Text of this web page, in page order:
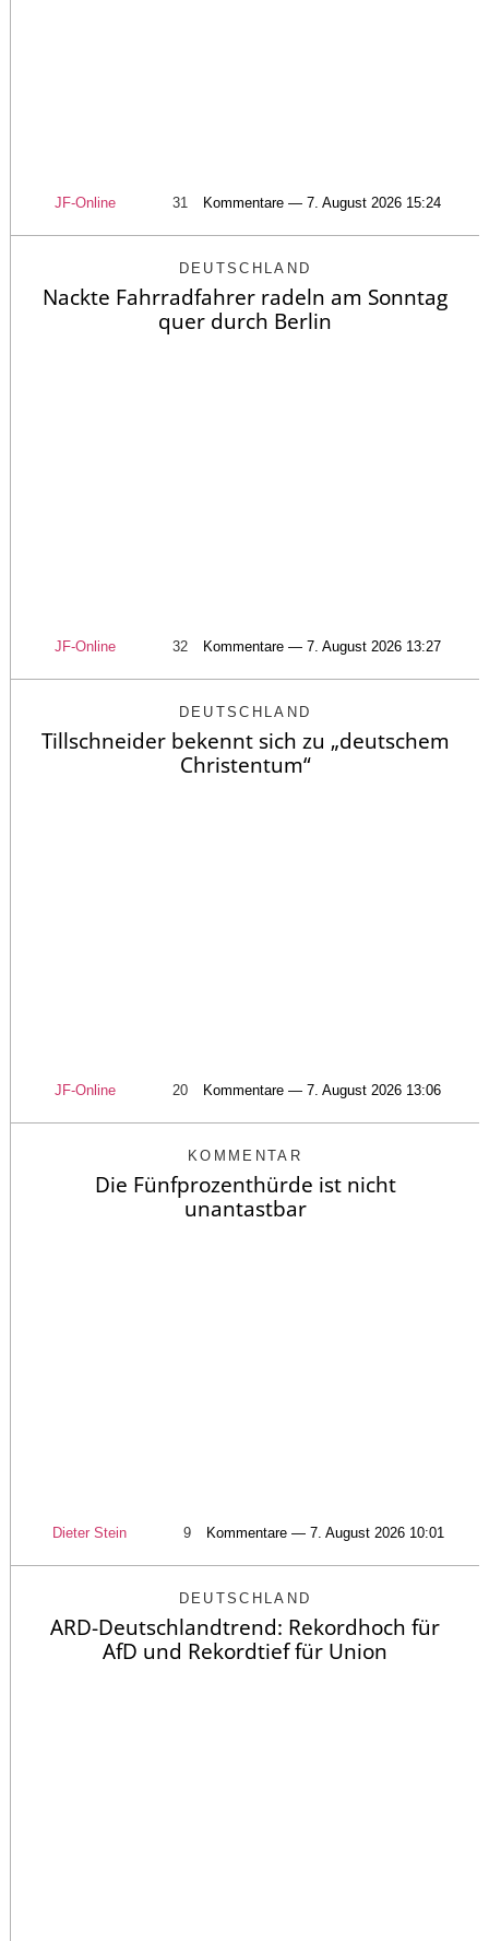
JF-Online 31 Kommentare — 7. August 2026 15:24
DEUTSCHLAND
Nackte Fahrradfahrer radeln am Sonntag
quer durch Berlin
JF-Online 32 Kommentare — 7. August 2026 13:27
DEUTSCHLAND
Tillschneider bekennt sich zu „deutschem
Christentum“
JF-Online 20 Kommentare — 7. August 2026 13:06
KOMMENTAR
Die Fünfprozenthürde ist nicht
unantastbar
Dieter Stein 9 Kommentare — 7. August 2026 10:01
DEUTSCHLAND
ARD-Deutschlandtrend: Rekordhoch für
AfD und Rekordtief für Union